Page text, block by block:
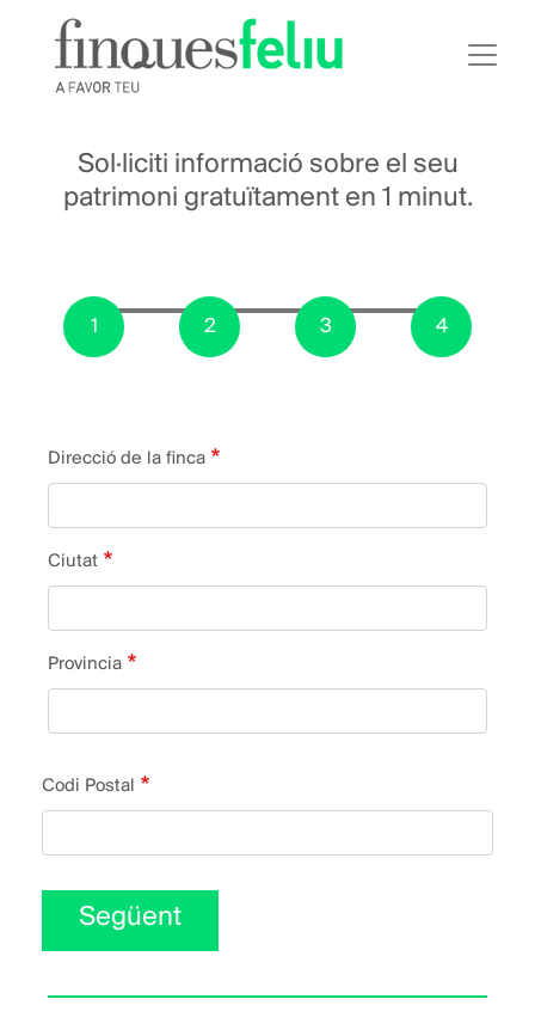
Vés
al
Sol·liciti informació sobre el seu
patrimoni gratuïtament en 1 minut.
Direcció
de
la
finca:
Direcció de la finca
Ciutat
Provincia
Codi Postal
Següent